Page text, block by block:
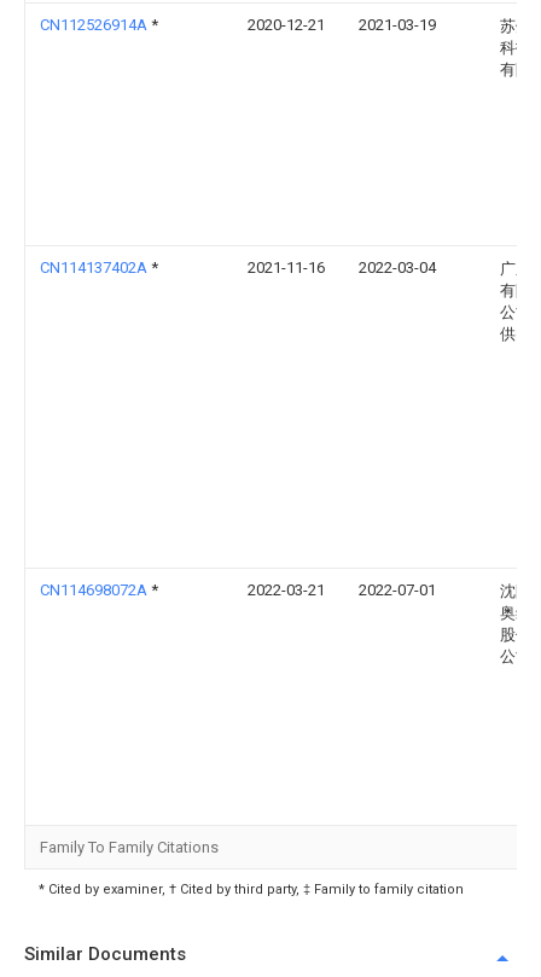
CN112526914A * 2020-12-21 2021-03-19
苏州
科技
有限
CN114137402A * 2021-11-16 2022-03-04
广东
有限
公司
供电
CN114698072A * 2022-03-21 2022-07-01
沈阳
奥维
股份
公司
Family To Family Citations
* Cited by examiner, † Cited by third party, ‡ Family to family citation
Similar Documents